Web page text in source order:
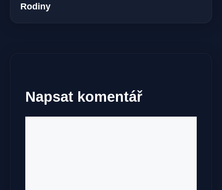
Rodiny
Napsat komentář